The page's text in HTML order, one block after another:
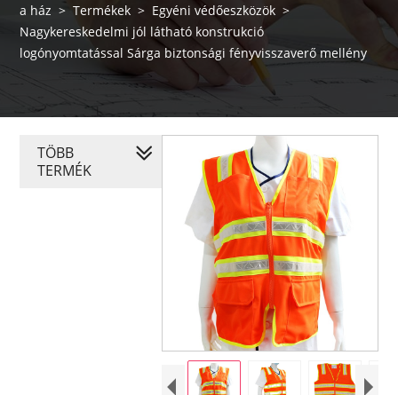
a ház > Termékek > Egyéni védőeszközök >
Nagykereskedelmi jól látható konstrukció
logónyomtatással Sárga biztonsági fényvisszaverő mellény
TÖBB
TERMÉK